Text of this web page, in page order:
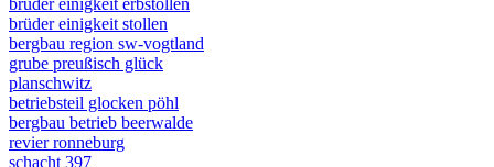
brüder einigkeit erbstollen
brüder einigkeit stollen
bergbau region sw-vogtland
grube preußisch glück
planschwitz
betriebsteil glocken pöhl
bergbau betrieb beerwalde
revier ronneburg
schacht 397